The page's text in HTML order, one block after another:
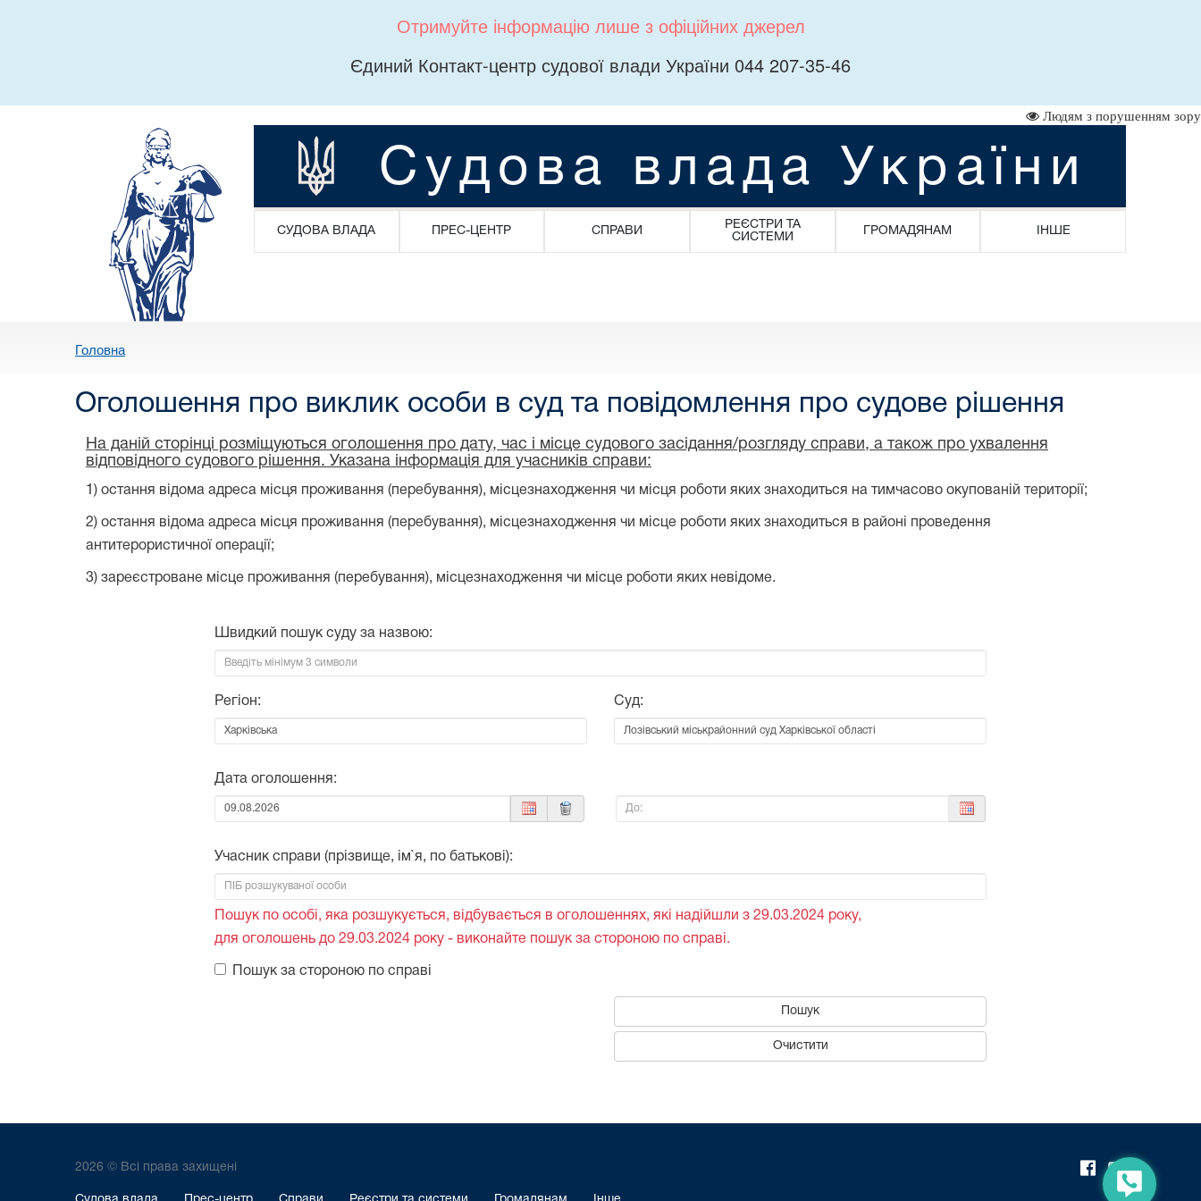
Отримуйте інформацію лише з офіційних джерел
Єдиний Контакт-центр судової влади України 044 207-35-46
Людям з порушенням зору
Судова влада України
СУДОВА ВЛАДА ПРЕС-ЦЕНТР СПРАВИ
РЕЄСТРИ ТА
СИСТЕМИ
ГРОМАДЯНАМ ІНШЕ
Головна
Оголошення про виклик особи в суд та повідомлення про судове рішення
На даній сторінці розміщуються оголошення про дату, час і місце судового засідання/розгляду справи, а також про ухвалення
відповідного судового рішення. Указана інформація для учасників справи:
1) остання відома адреса місця проживання (перебування), місцезнаходження чи місця роботи яких знаходиться на тимчасово окупованій території;
2) остання відома адреса місця проживання (перебування), місцезнаходження чи місце роботи яких знаходиться в районі проведення
антитерористичної операції;
3) зареєстроване місце проживання (перебування), місцезнаходження чи місце роботи яких невідоме.
Швидкий пошук суду за назвою:
Регіон: Суд:
Дата оголошення:
Від: До:
Учасник справи (прізвище, ім`я, по батькові):
Пошук по особі, яка розшукується, відбувається в оголошеннях, які надійшли з 29.03.2024 року,
для оголошень до 29.03.2024 року - виконайте пошук за стороною по справі.
Пошук за стороною по справі
Пошук
Очистити
2026 © Всі права захищені